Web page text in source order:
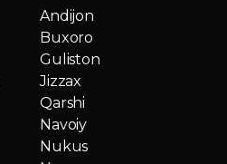
Andijon
Buxoro
Guliston
Jizzax
Qarshi
Navoiy
Nukus